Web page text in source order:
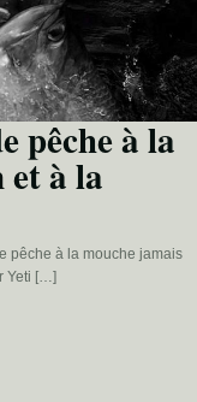
pêche à la
à la
pêche à la mouche jamais
Yeti […]